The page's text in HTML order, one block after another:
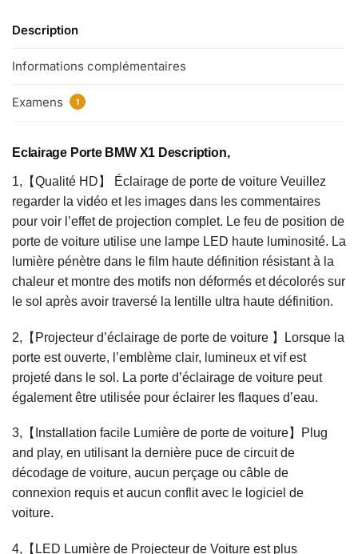
Description
Informations complémentaires
Examens 1
Eclairage Porte BMW X1 Description,
1,【Qualité HD】 Éclairage de porte de voiture Veuillez
regarder la vidéo et les images dans les commentaires
pour voir l’effet de projection complet. Le feu de position de
porte de voiture utilise une lampe LED haute luminosité. La
lumière pénètre dans le film haute définition résistant à la
chaleur et montre des motifs non déformés et décolorés sur
le sol après avoir traversé la lentille ultra haute définition.
2,【Projecteur d’éclairage de porte de voiture 】Lorsque la
porte est ouverte, l’emblème clair, lumineux et vif est
projeté dans le sol. La porte d’éclairage de voiture peut
également être utilisée pour éclairer les flaques d’eau.
3,【Installation facile Lumière de porte de voiture】Plug
and play, en utilisant la dernière puce de circuit de
décodage de voiture, aucun perçage ou câble de
connexion requis et aucun conflit avec le logiciel de
voiture.
4,【LED Lumière de Projecteur de Voiture est plus